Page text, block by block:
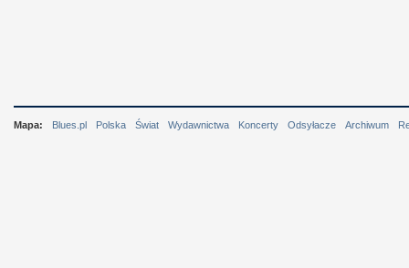
Mapa: Blues.pl Polska Świat Wydawnictwa Koncerty Odsyłacze Archiwum